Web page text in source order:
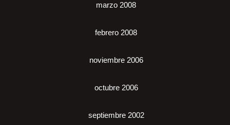
marzo 2008
febrero 2008
noviembre 2006
octubre 2006
septiembre 2002